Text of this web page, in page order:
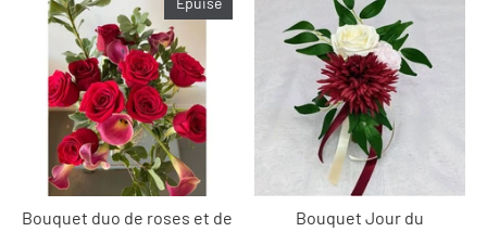
Bouquet duo de roses et de
Bouquet Jour du